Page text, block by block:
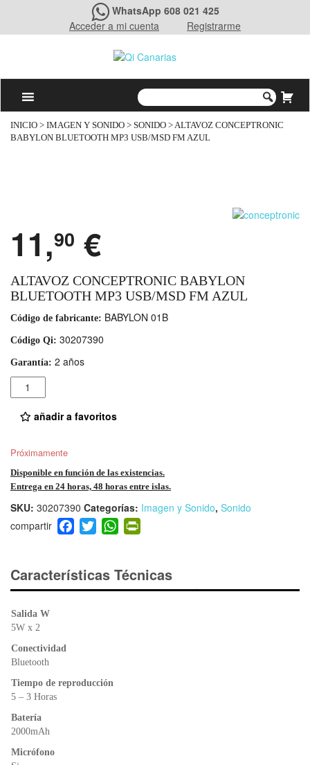
WhatsApp 608 021 425
Acceder a mi cuenta
Registrarme
INICIO > IMAGEN Y SONIDO > SONIDO > ALTAVOZ CONCEPTRONIC
BABYLON BLUETOOTH MP3 USB/MSD FM AZUL
11,90 €
ALTAVOZ CONCEPTRONIC BABYLON
BLUETOOTH MP3 USB/MSD FM AZUL
Código de fabricante: BABYLON 01B
Código Qi: 30207390
Garantía: 2 años
Cantidad
añadir a favoritos
Próximamente
Disponible en función de las existencias.
Entrega en 24 horas, 48 horas entre islas.
SKU: 30207390 Categorías: Imagen y Sonido, Sonido
F
a
e
b
T
wi
er
W
h
s
A
ri
e
Características Técnicas
Salida W
5W x 2
Conectividad
Bluetooth
Tiempo de reproducción
5 – 3 Horas
Batería
2000mAh
Micrófono